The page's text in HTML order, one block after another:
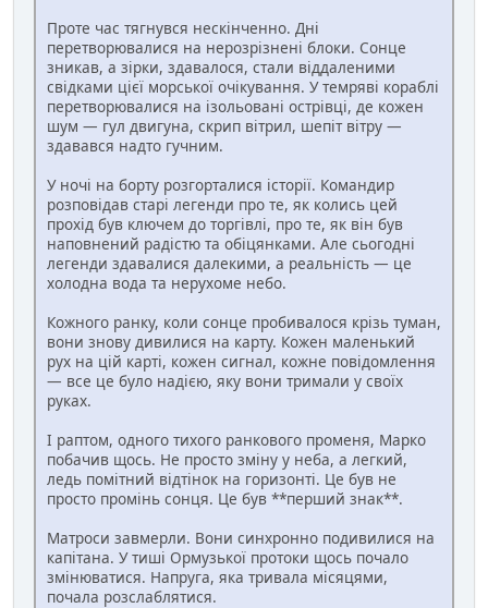
Проте час тягнувся нескінченно. Дні
перетворювалися на нерозрізнені блоки. Сонце
зникав, а зірки, здавалося, стали віддаленими
свідками цієї морської очікування. У темряві кораблі
перетворювалися на ізольовані острівці, де кожен
шум — гул двигуна, скрип вітрил, шепіт вітру —
здавався надто гучним.
У ночі на борту розгорталися історії. Командир
розповідав старі легенди про те, як колись цей
прохід був ключем до торгівлі, про те, як він був
наповнений радістю та обіцянками. Але сьогодні
легенди здавалися далекими, а реальність — це
холодна вода та нерухоме небо.
Кожного ранку, коли сонце пробивалося крізь туман,
вони знову дивилися на карту. Кожен маленький
рух на цій карті, кожен сигнал, кожне повідомлення
— все це було надією, яку вони тримали у своїх
руках.
І раптом, одного тихого ранкового променя, Марко
побачив щось. Не просто зміну у неба, а легкий,
ледь помітний відтінок на горизонті. Це був не
просто промінь сонця. Це був **перший знак**.
Матроси завмерли. Вони синхронно подивилися на
капітана. У тиші Ормузької протоки щось почало
змінюватися. Напруга, яка тривала місяцями,
почала розслаблятися.